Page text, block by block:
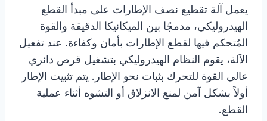
يعمل آلة تقطيع نصف الإطارات على مبدأ القطع
الهيدروليكي، مدمجًا بين الميكانيكا الدقيقة والقوة
المُتحكم فيها لقطع الإطارات بأمان وكفاءة. عند تفعيل
الآلة، يقوم النظام الهيدروليكي بتشغيل قرص دائري
عالي القوة للتحرك بثبات نحو الإطار. يتم تثبيت الإطار
أولاً بشكل آمن لمنع الانزلاق أو التشوه أثناء عملية
القطع.